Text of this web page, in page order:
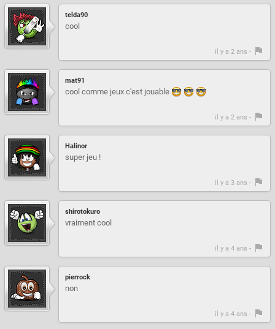
telda90
cool
il y a 2 ans -
mat91
cool comme jeux c'est jouable
il y a 2 ans -
Halinor
super jeu !
il y a 3 ans -
shirotokuro
vraiment cool
il y a 4 ans -
pierrock
non
il y a 4 ans -